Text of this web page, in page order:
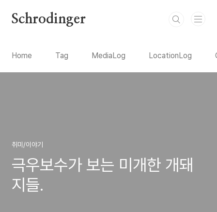
Schrodinger
Home Tag MediaLog LocationLog
취미/이야기
극우보수가 보는 미개한 개돼
지들.